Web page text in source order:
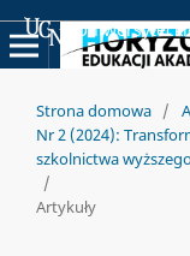
Strona domowa /
Nr 2 (2024):
szkolnictwa
/
Artykuły